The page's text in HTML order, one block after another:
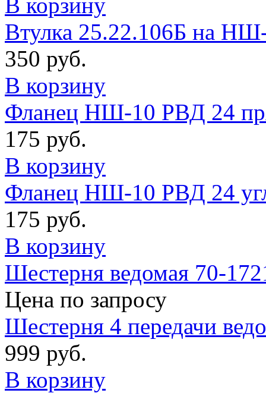
Втулка 25.22.106Б на
350 руб.
В корзину
Фланец НШ-10 РВД 24
175 руб.
В корзину
Фланец НШ-10 РВД 24
175 руб.
В корзину
Шестерня ведомая 70-
Цена по запросу
Шестерня 4 передачи
999 руб.
В корзину